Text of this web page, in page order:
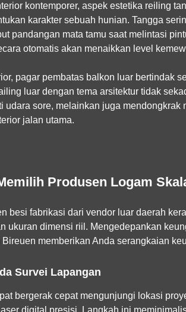
kontemporer, aspek estetika reiling
karakter sebuah hunian. Tangga
pandangan mata tamu saat melintasi
otomatis akan menaikkan level
pagar pembatas balkon luar bertindak
luar dengan tema arsitektur tidak
udara sore, melainkan juga
jalan utama.
Produsen Logam
besi fabrikasi dari vendor luar daerah
ukuran dimensi riil. Mengedepankan
memberikan Anda serangkaian
Survei Lapangan
bergerak cepat mengunjungi lokasi